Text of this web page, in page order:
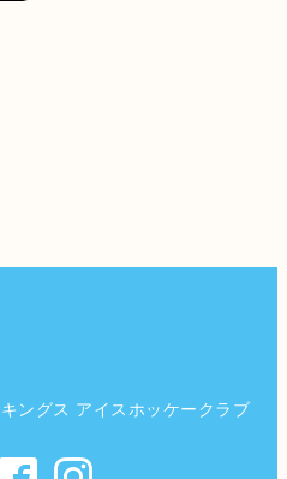
ングス アイスホッケークラブ